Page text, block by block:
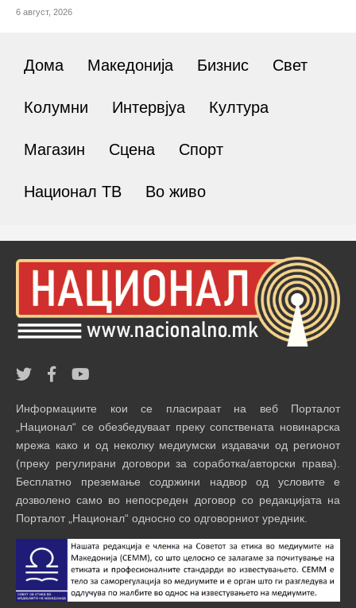
6 август, 2026
Дома Македонија Бизнис Свет
Колумни Интервјуа Култура
Магазин Сцена Спорт
Национал ТВ Во живо
Информациите кои се пласираат на веб Порталот
„Национал“ се обезбедуваат преку сопствената новинарска
мрежа како и од неколку медиумски издавачи од регионот
(преку регулирани договори за соработка/авторски права).
Бесплатно преземање содржини надвор од условите е
дозволено само во непосреден договор со редакцијата на
Порталот „Национал“ односно со одговорниот уредник.